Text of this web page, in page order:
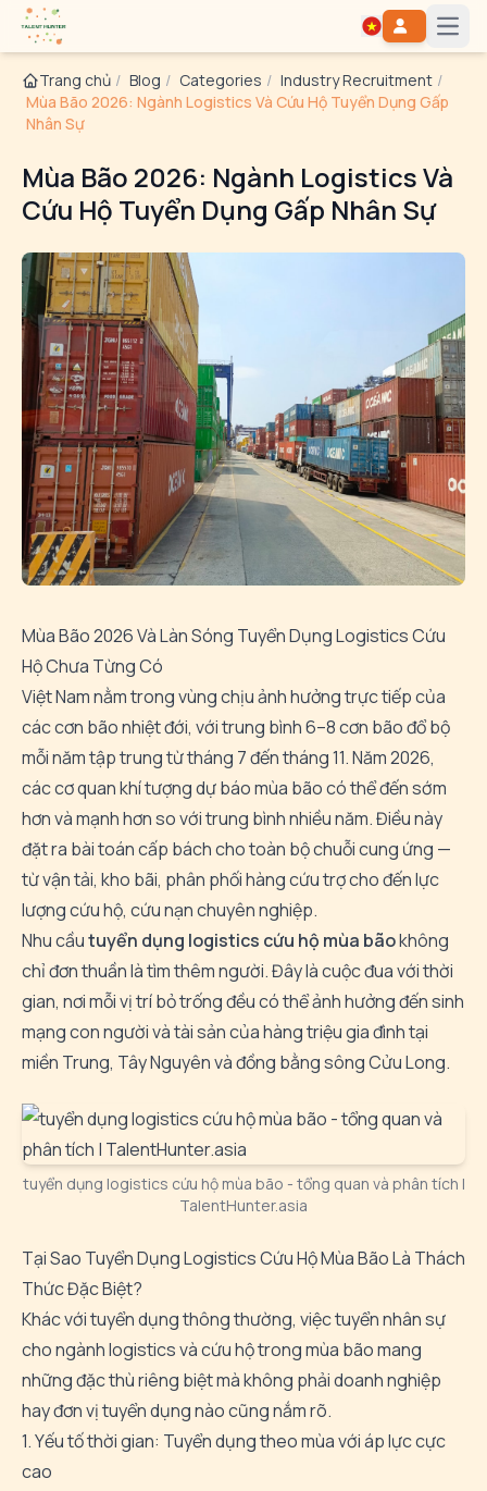
Trang chủ / Blog / Categories / Industry Recruitment /
Mùa Bão 2026: Ngành Logistics Và Cứu Hộ Tuyển Dụng Gấp
Nhân Sự
Mùa Bão 2026: Ngành Logistics Và
Cứu Hộ Tuyển Dụng Gấp Nhân Sự
Mùa Bão 2026 Và Làn Sóng Tuyển Dụng Logistics Cứu
Hộ Chưa Từng Có
Việt Nam nằm trong vùng chịu ảnh hưởng trực tiếp của
các cơn bão nhiệt đới, với trung bình 6–8 cơn bão đổ bộ
mỗi năm tập trung từ tháng 7 đến tháng 11. Năm 2026,
các cơ quan khí tượng dự báo mùa bão có thể đến sớm
hơn và mạnh hơn so với trung bình nhiều năm. Điều này
đặt ra bài toán cấp bách cho toàn bộ chuỗi cung ứng —
từ vận tải, kho bãi, phân phối hàng cứu trợ cho đến lực
lượng cứu hộ, cứu nạn chuyên nghiệp.
Nhu cầutuyển dụng logistics cứu hộ mùa bãokhông
chỉ đơn thuần là tìm thêm người. Đây là cuộc đua với thời
gian, nơi mỗi vị trí bỏ trống đều có thể ảnh hưởng đến sinh
mạng con người và tài sản của hàng triệu gia đình tại
miền Trung, Tây Nguyên và đồng bằng sông Cửu Long.
tuyển dụng logistics cứu hộ mùa bão - tổng quan và phân tích |
TalentHunter.asia
Tại Sao Tuyển Dụng Logistics Cứu Hộ Mùa Bão Là Thách
Thức Đặc Biệt?
Khác với tuyển dụng thông thường, việc tuyển nhân sự
cho ngành logistics và cứu hộ trong mùa bão mang
những đặc thù riêng biệt mà không phải doanh nghiệp
hay đơn vị tuyển dụng nào cũng nắm rõ.
1. Yếu tố thời gian: Tuyển dụng theo mùa với áp lực cực
cao